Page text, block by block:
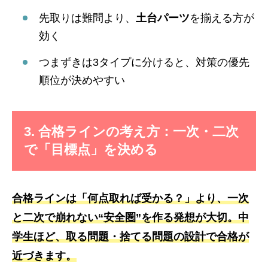
先取りは難問より、 土台パーツを揃える方が
効く
つまずきは3タイプに分けると、対策の優先
順位が決めやすい
3. 合格ラインの考え方：一次・二次
で「目標点」を決める
合格ラインは「何点取れば受かる？」より、一次
と二次で崩れない“安全圏”を作る発想が大切。中
学生ほど、取る問題・捨てる問題の設計で合格が
近づきます。